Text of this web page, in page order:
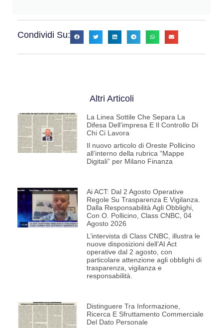
Condividi Su:
Altri Articoli
La Linea Sottile Che Separa La
Difesa Dell’impresa E Il Controllo Di
Chi Ci Lavora
Il nuovo articolo di Oreste Pollicino
all’interno della rubrica “Mappe
Digitali” per Milano Finanza
Ai ACT: Dal 2 Agosto Operative
Regole Su Trasparenza E Vigilanza.
Dalla Responsabilità Agli Obblighi,
Con O. Pollicino, Class CNBC, 04
Agosto 2026
L’intervista di Class CNBC, illustra le
nuove disposizioni dell’AI Act
operative dal 2 agosto, con
particolare attenzione agli obblighi di
trasparenza, vigilanza e
responsabilità.
Distinguere Tra Informazione,
Ricerca E Sfruttamento Commerciale
Del Dato Personale